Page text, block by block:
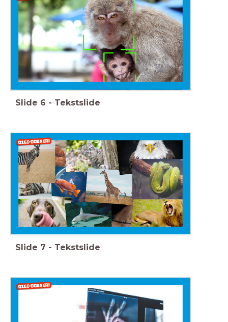
Slide 6 - Tekstslide
Slide 7 - Tekstslide